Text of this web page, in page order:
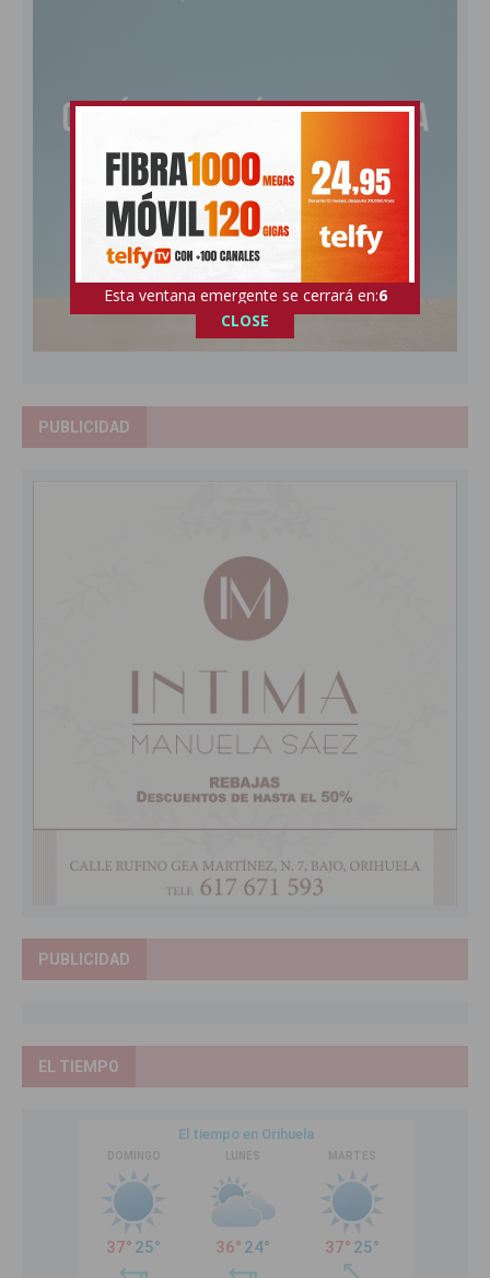
PUBLICIDAD
PUBLICIDAD
EL TIEMPO
Esta ventana emergente se cerrará en:5
CLOSE